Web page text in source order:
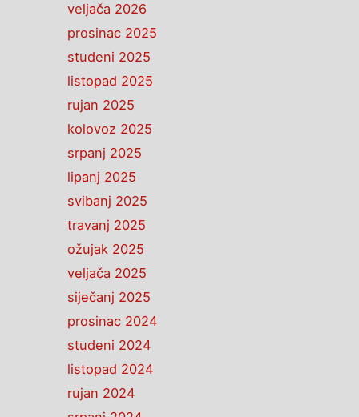
veljača 2026
prosinac 2025
studeni 2025
listopad 2025
rujan 2025
kolovoz 2025
srpanj 2025
lipanj 2025
svibanj 2025
travanj 2025
ožujak 2025
veljača 2025
siječanj 2025
prosinac 2024
studeni 2024
listopad 2024
rujan 2024